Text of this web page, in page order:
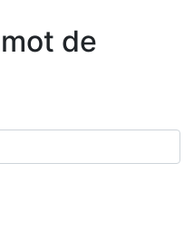
de